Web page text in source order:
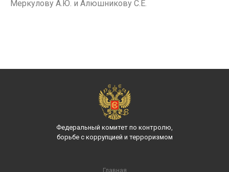
Меркулову А.Ю. и Алюшникову С.Е.
Федеральный комитет по контролю,
борьбе с коррупцией и терроризмом
Главная